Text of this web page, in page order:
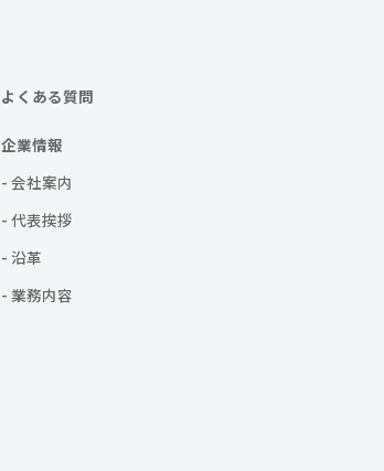
よくある質問
企業情報
- 会社案内
- 代表挨拶
- 沿革
- 業務内容